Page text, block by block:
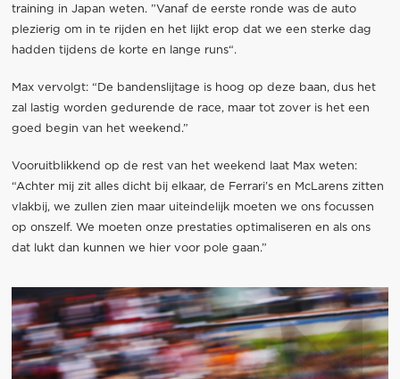
training in Japan weten. ”Vanaf de eerste ronde was de auto
plezierig om in te rijden en het lijkt erop dat we een sterke dag
hadden tijdens de korte en lange runs“.
Max vervolgt: “De bandenslijtage is hoog op deze baan, dus het
zal lastig worden gedurende de race, maar tot zover is het een
goed begin van het weekend.”
Vooruitblikkend op de rest van het weekend laat Max weten:
“Achter mij zit alles dicht bij elkaar, de Ferrari’s en McLarens zitten
vlakbij, we zullen zien maar uiteindelijk moeten we ons focussen
op onszelf. We moeten onze prestaties optimaliseren en als ons
dat lukt dan kunnen we hier voor pole gaan.”